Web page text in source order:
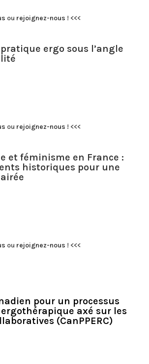
ou rejoignez-nous ! <<<
ergo sous l’angle
ou rejoignez-nous ! <<<
et féminisme en France :
historiques pour une
ou rejoignez-nous ! <<<
pour un processus
axé sur les
(CanPPERC)